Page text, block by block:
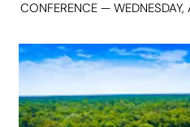
CONFERENCE —